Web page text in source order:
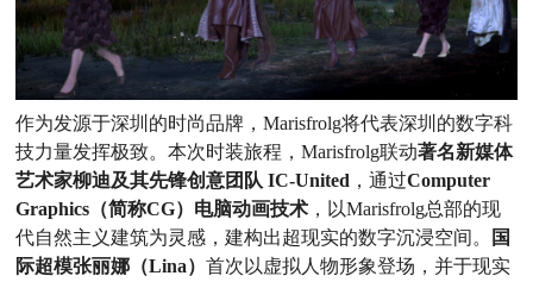
作为发源于深圳的时尚品牌，Marisfrolg将代表深圳的数字科
技力量发挥极致。本次时装旅程，Marisfrolg联动著名新媒体
艺术家柳迪及其先锋创意团队 IC-United ，通过Computer
Graphics（简称CG）电脑动画技术 ，以Marisfrolg总部的现
代自然主义建筑为灵感，建构出超现实的数字沉浸空间。
国
际超模张丽娜（Lina）首次以虚拟人物形象登场，并于现实